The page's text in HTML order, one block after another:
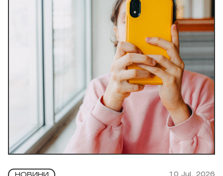
10 Jul, 2026